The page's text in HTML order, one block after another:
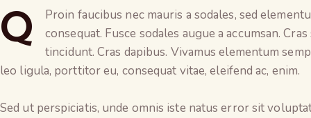
Q
Proin faucibus nec mauris a sodales, sed
consequat. Fusce sodales augue a accumsan.
tincidunt. Cras dapibus. Vivamus elementum
leo ligula, porttitor eu, consequat vitae, eleifend ac, enim.
Sed ut perspiciatis, unde omnis iste natus error sit